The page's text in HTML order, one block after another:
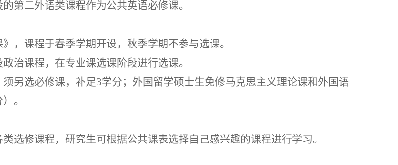
第二外语类课程作为公共英语必修课。
，课程于春季学期开设，秋季学期不参与选课。
治课程，在专业课选课阶段进行选课。
另选必修课，补足3学分；外国留学硕士生免修马克思主义理论课和外国语
。
选修课程，研究生可根据公共课表选择自己感兴趣的课程进行学习。